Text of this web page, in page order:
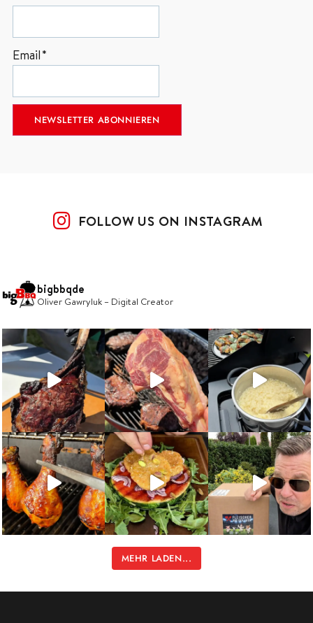
Email*
FOLLOW US ON INSTAGRAM
bigbbqde
Oliver Gawryluk – Digital Creator
MEHR LADEN...